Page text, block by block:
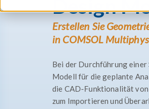
Design
Erstellen Sie
in COMSOL
Bei der Durchführung
Modell für die geplante
die CAD-Funktionalität
zum Importieren und